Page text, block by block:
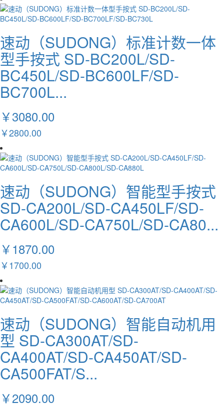
速动（SUDONG）标准计数一体
型手按式 SD-BC200L/SD-
BC450L/SD-BC600LF/SD-
BC700L...
￥3080.00
￥2800.00
速动（SUDONG）智能型手按式
SD-CA200L/SD-CA450LF/SD-
CA600L/SD-CA750L/SD-CA80...
￥1870.00
￥1700.00
速动（SUDONG）智能自动机用
型 SD-CA300AT/SD-
CA400AT/SD-CA450AT/SD-
CA500FAT/S...
￥2090.00